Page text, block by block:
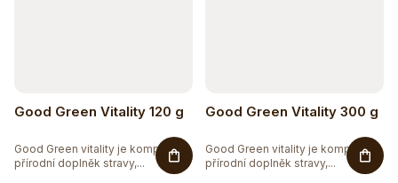
Good Green Vitality 120 g
Good Green vitality je komplexní
přírodní doplněk stravy,...
Good Green Vitality 300 g
Good Green vitality je komplexní
přírodní doplněk stravy,...